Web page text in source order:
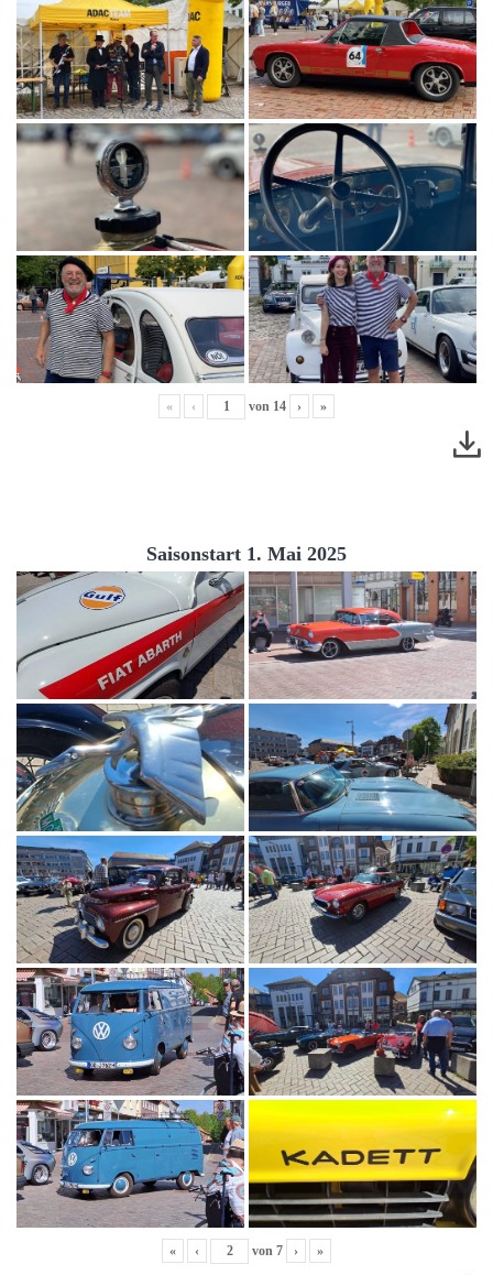
« ‹ von 14 › »
Saisonstart 1. Mai 2025
« ‹ von 7 › »